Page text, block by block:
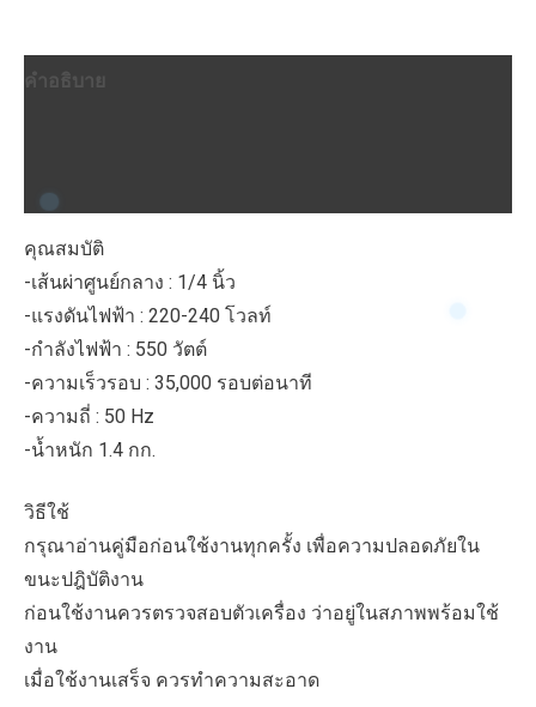
อร์
คำอธิบาย
คุณสมบัติ
-เส้นผ่าศูนย์กลาง : 1/4 นิ้ว
-แรงดันไฟฟ้า : 220-240 โวลท์
-กำลังไฟฟ้า : 550 วัตต์
-ความเร็วรอบ : 35,000 รอบต่อนาที
-ความถี่ : 50 Hz
-น้ำหนัก 1.4 กก.
วิธีใช้
กรุณาอ่านคู่มือก่อนใช้งานทุกครั้ง เพื่อความปลอดภัยใน
ขนะปฎิบัติงาน
ก่อนใช้งานควรตรวจสอบตัวเครื่อง ว่าอยู่ในสภาพพร้อมใช้
งาน
เมื่อใช้งานเสร็จ ควรทำความสะอาด